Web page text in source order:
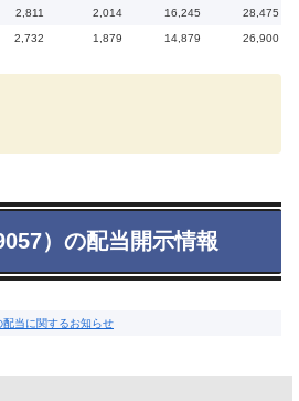
2,811 2,014 16,245 28,475
2,732 1,879 14,879 26,900
）の配当開示情報
配当に関するお知らせ